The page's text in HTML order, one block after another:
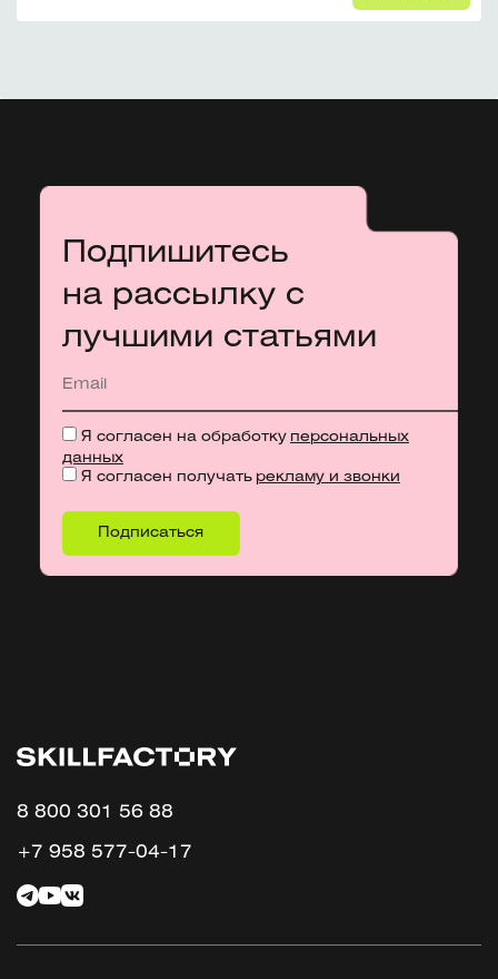
Подпишитесь
на рассылку с
лучшими статьями
Я согласен на обработку персональных
данных
Я согласен получать рекламу и звонки
8 800 301 56 88
+7 958 577-04-17